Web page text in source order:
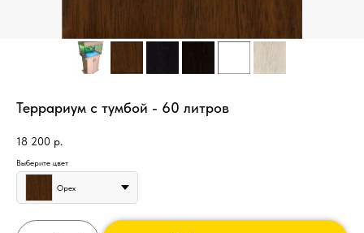
Террариум с тумбой - 60 литров
18 200 р.
Выберите цвет
Орех